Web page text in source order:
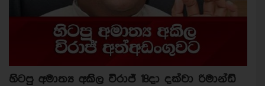
හිටපු අමාත්‍ය අකිල විරාජ් 18දා දක්වා රිමාන්ඩ්